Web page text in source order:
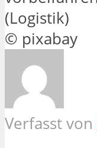
© pixabay
Verfasst von